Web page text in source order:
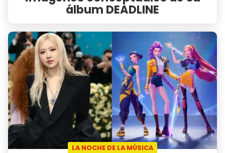
álbum DEADLINE
LA NOCHE DE LA MÚSICA